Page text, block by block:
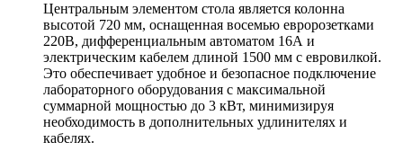
Центральным элементом стола является колонна
высотой 720 мм, оснащенная восемью евророзетками
220В, дифференциальным автоматом 16А и
электрическим кабелем длиной 1500 мм с евровилкой.
Это обеспечивает удобное и безопасное подключение
лабораторного оборудования с максимальной
суммарной мощностью до 3 кВт, минимизируя
необходимость в дополнительных удлинителях и
кабелях.